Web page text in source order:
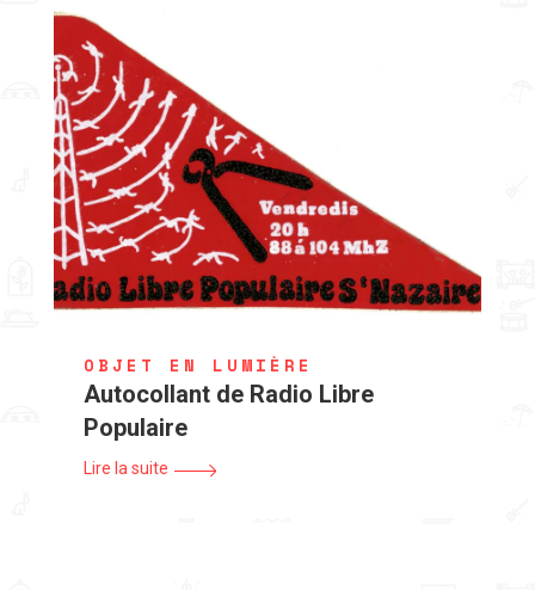
OBJET EN LUMIÈRE
Autocollant de Radio Libre
Populaire
Lire la suite